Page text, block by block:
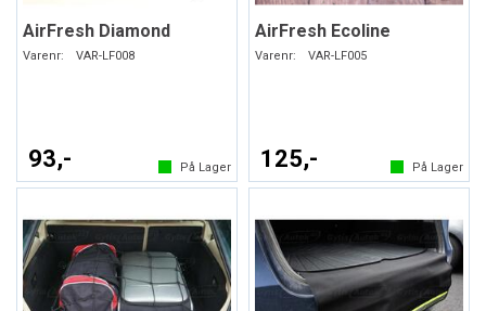
AirFresh Diamond
Varenr: VAR-LF008
93,- På Lager
AirFresh Ecoline
Varenr: VAR-LF005
125,- På Lager